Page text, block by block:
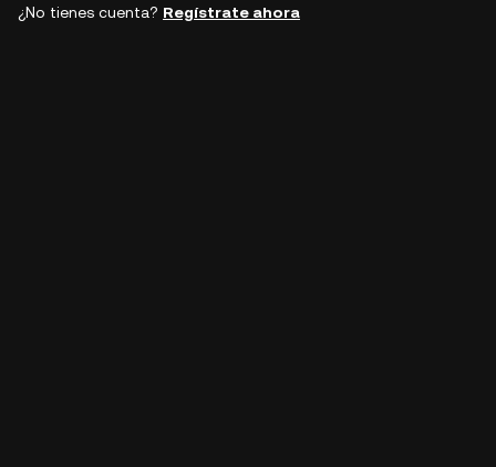
¿No tienes cuenta? Regístrate ahora